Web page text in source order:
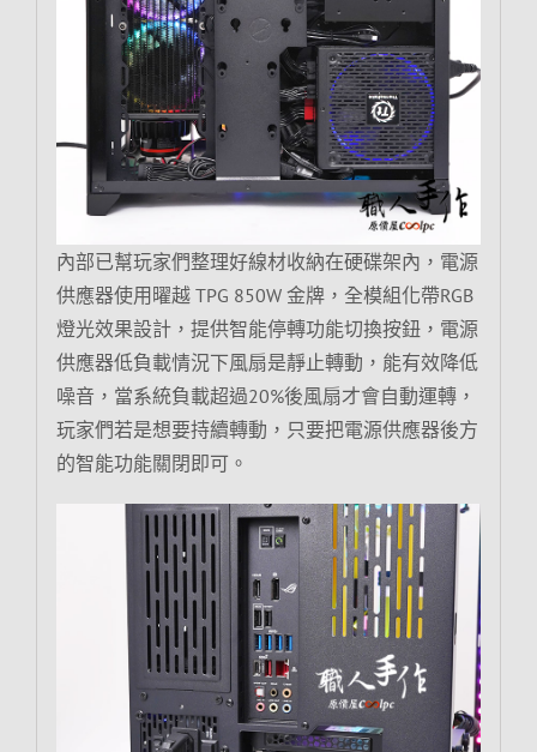
內部已幫玩家們整理好線材收納在硬碟架內，電源
供應器使用曜越 TPG 850W 金牌，全模組化帶RGB
燈光效果設計，提供智能停轉功能切換按鈕，電源
供應器低負載情況下風扇是靜止轉動，能有效降低
噪音，當系統負載超過20%後風扇才會自動運轉，
玩家們若是想要持續轉動，只要把電源供應器後方
的智能功能關閉即可。